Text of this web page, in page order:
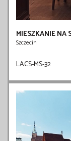
MIESZKANIE NA
Szczecin
LACS-MS-32